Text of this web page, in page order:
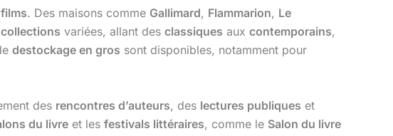
films. Des maisons comme Gallimard, Flammarion, Le
collections variées, allant des classiques aux contemporains,
destockage en gros sont disponibles, notamment pour
des rencontres d’auteurs, des lectures publiques et
du livre et les festivals littéraires, comme le Salon du livre